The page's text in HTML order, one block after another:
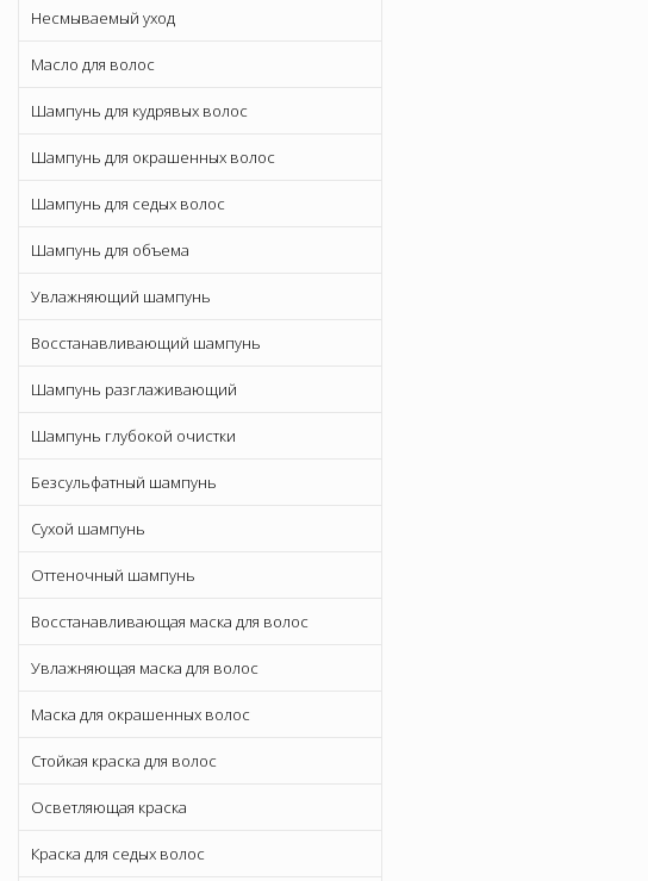
Несмываемый уход
Масло для волос
Шампунь для кудрявых волос
Шампунь для окрашенных волос
Шампунь для седых волос
Шампунь для объема
Увлажняющий шампунь
Восстанавливающий шампунь
Шампунь разглаживающий
Шампунь глубокой очистки
Безсульфатный шампунь
Сухой шампунь
Оттеночный шампунь
Восстанавливающая маска для волос
Увлажняющая маска для волос
Маска для окрашенных волос
Стойкая краска для волос
Осветляющая краска
Краска для седых волос